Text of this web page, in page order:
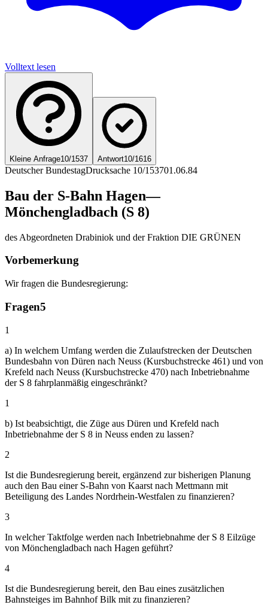
Volltext lesen
Kleine Anfrage10/1537 Antwort10/1616
Deutscher BundestagDrucksache 10/153701.06.84
Bau der S-Bahn Hagen—
Mönchengladbach (S 8)
des Abgeordneten Drabiniok und der Fraktion DIE GRÜNEN
Vorbemerkung
Wir fragen die Bundesregierung:
Fragen5
1
a) In welchem Umfang werden die Zulaufstrecken der Deutschen
Bundesbahn von Düren nach Neuss (Kursbuchstrecke 461) und von
Krefeld nach Neuss (Kursbuchstrecke 470) nach Inbetriebnahme
der S 8 fahrplanmäßig eingeschränkt?
1
b) Ist beabsichtigt, die Züge aus Düren und Krefeld nach
Inbetriebnahme der S 8 in Neuss enden zu lassen?
2
Ist die Bundesregierung bereit, ergänzend zur bisherigen Planung
auch den Bau einer S-Bahn von Kaarst nach Mettmann mit
Beteiligung des Landes Nordrhein-Westfalen zu finanzieren?
3
In welcher Taktfolge werden nach Inbetriebnahme der S 8 Eilzüge
von Mönchengladbach nach Hagen geführt?
4
Ist die Bundesregierung bereit, den Bau eines zusätzlichen
Bahnsteiges im Bahnhof Bilk mit zu finanzieren?